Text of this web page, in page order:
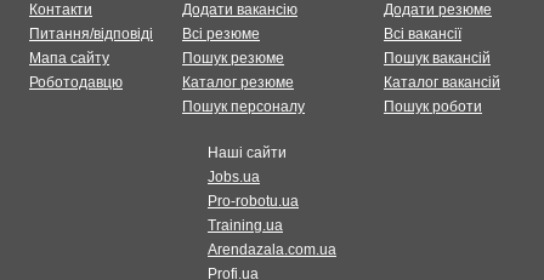
Контакти
Питання/відповіді
Мапа сайту
Роботодавцю
Додати вакансію
Всі резюме
Пошук резюме
Каталог резюме
Пошук персоналу
Додати резюме
Всі вакансії
Пошук вакансій
Каталог вакансій
Пошук роботи
Наші сайти
Jobs.ua
Pro-robotu.ua
Training.ua
Arendazala.com.ua
Profi.ua